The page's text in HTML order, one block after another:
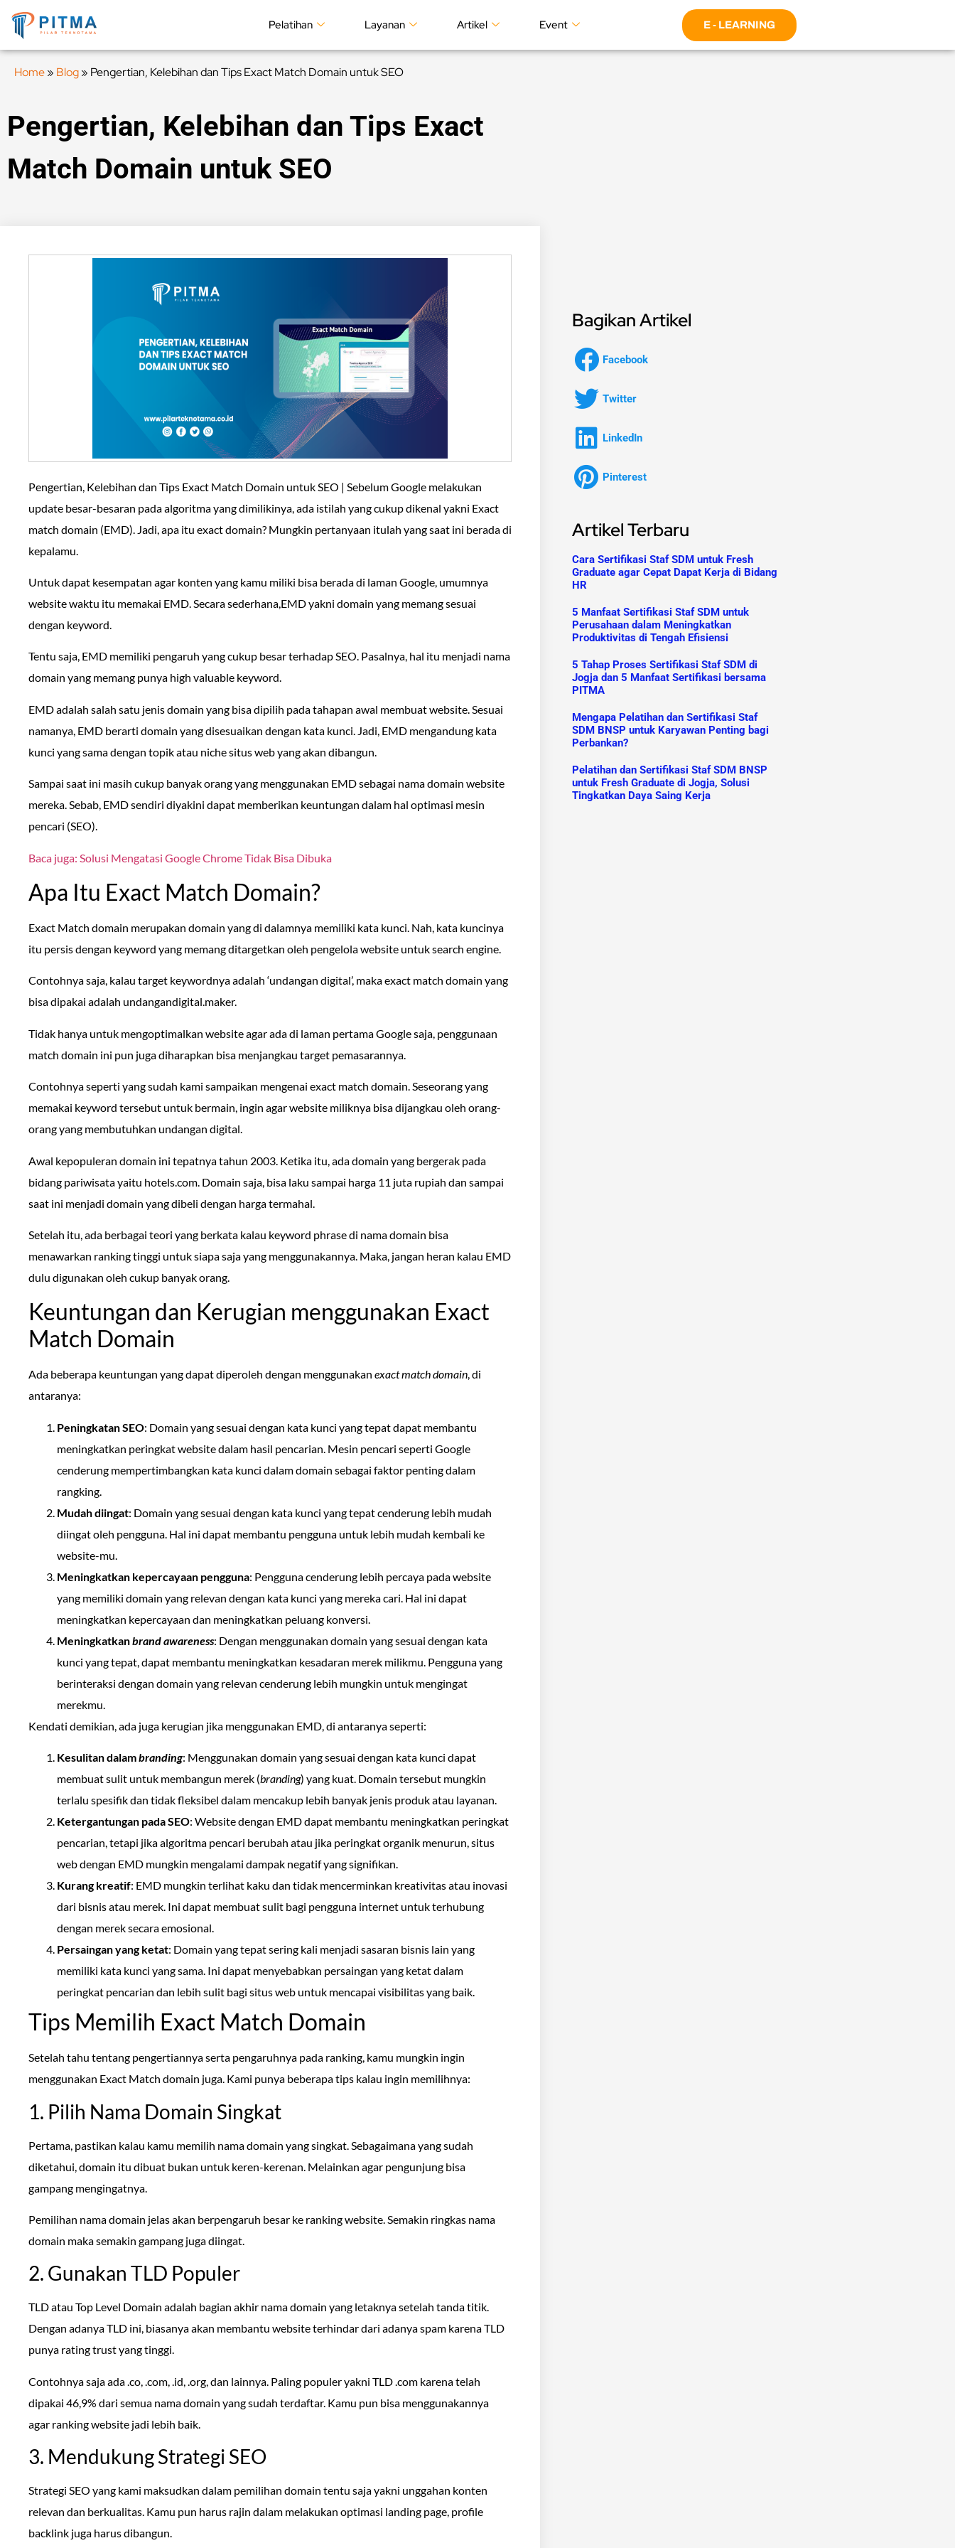
Pelatihan Layanan Artikel Event E - LEARNING
Home» Blog» Pengertian, Kelebihan dan Tips Exact Match Domain untuk SEO
Pengertian, Kelebihan dan Tips Exact
Match Domain untuk SEO
Pengertian, Kelebihan dan Tips Exact Match Domain untuk SEO | Sebelum Google melakukan
update besar-besaran pada algoritma yang dimilikinya, ada istilah yang cukup dikenal yakni Exact
match domain (EMD). Jadi, apa itu exact domain? Mungkin pertanyaan itulah yang saat ini berada di
kepalamu.
Untuk dapat kesempatan agar konten yang kamu miliki bisa berada di laman Google, umumnya
website waktu itu memakai EMD. Secara sederhana,EMD yakni domain yang memang sesuai
dengan keyword.
Tentu saja, EMD memiliki pengaruh yang cukup besar terhadap SEO. Pasalnya, hal itu menjadi nama
domain yang memang punya high valuable keyword.
EMD adalah salah satu jenis domain yang bisa dipilih pada tahapan awal membuat website. Sesuai
namanya, EMD berarti domain yang disesuaikan dengan kata kunci. Jadi, EMD mengandung kata
kunci yang sama dengan topik atau niche situs web yang akan dibangun.
Sampai saat ini masih cukup banyak orang yang menggunakan EMD sebagai nama domain website
mereka. Sebab, EMD sendiri diyakini dapat memberikan keuntungan dalam hal optimasi mesin
pencari (SEO).
Baca juga: Solusi Mengatasi Google Chrome Tidak Bisa Dibuka
Apa Itu Exact Match Domain?
Exact Match domain merupakan domain yang di dalamnya memiliki kata kunci. Nah, kata kuncinya
itu persis dengan keyword yang memang ditargetkan oleh pengelola website untuk search engine.
Contohnya saja, kalau target keywordnya adalah ‘undangan digital’, maka exact match domain yang
bisa dipakai adalah undangandigital.maker.
Tidak hanya untuk mengoptimalkan website agar ada di laman pertama Google saja, penggunaan
match domain ini pun juga diharapkan bisa menjangkau target pemasarannya.
Contohnya seperti yang sudah kami sampaikan mengenai exact match domain. Seseorang yang
memakai keyword tersebut untuk bermain, ingin agar website miliknya bisa dijangkau oleh orang-
orang yang membutuhkan undangan digital.
Awal kepopuleran domain ini tepatnya tahun 2003. Ketika itu, ada domain yang bergerak pada
bidang pariwisata yaitu hotels.com. Domain saja, bisa laku sampai harga 11 juta rupiah dan sampai
saat ini menjadi domain yang dibeli dengan harga termahal.
Setelah itu, ada berbagai teori yang berkata kalau keyword phrase di nama domain bisa
menawarkan ranking tinggi untuk siapa saja yang menggunakannya. Maka, jangan heran kalau EMD
dulu digunakan oleh cukup banyak orang.
Keuntungan dan Kerugian menggunakan Exact
Match Domain
Ada beberapa keuntungan yang dapat diperoleh dengan menggunakan exact match domain, di
antaranya:
Peningkatan SEO: Domain yang sesuai dengan kata kunci yang tepat dapat membantu
meningkatkan peringkat website dalam hasil pencarian. Mesin pencari seperti Google
cenderung mempertimbangkan kata kunci dalam domain sebagai faktor penting dalam
rangking.
Mudah diingat: Domain yang sesuai dengan kata kunci yang tepat cenderung lebih mudah
diingat oleh pengguna. Hal ini dapat membantu pengguna untuk lebih mudah kembali ke
website-mu.
Meningkatkan kepercayaan pengguna: Pengguna cenderung lebih percaya pada website
yang memiliki domain yang relevan dengan kata kunci yang mereka cari. Hal ini dapat
meningkatkan kepercayaan dan meningkatkan peluang konversi.
Meningkatkanbrand awareness: Dengan menggunakan domain yang sesuai dengan kata
kunci yang tepat, dapat membantu meningkatkan kesadaran merek milikmu. Pengguna yang
berinteraksi dengan domain yang relevan cenderung lebih mungkin untuk mengingat
merekmu.
Kendati demikian, ada juga kerugian jika menggunakan EMD, di antaranya seperti:
Kesulitan dalambranding: Menggunakan domain yang sesuai dengan kata kunci dapat
membuat sulit untuk membangun merek (branding) yang kuat. Domain tersebut mungkin
terlalu spesifik dan tidak fleksibel dalam mencakup lebih banyak jenis produk atau layanan.
Ketergantungan pada SEO: Website dengan EMD dapat membantu meningkatkan peringkat
pencarian, tetapi jika algoritma pencari berubah atau jika peringkat organik menurun, situs
web dengan EMD mungkin mengalami dampak negatif yang signifikan.
Kurang kreatif: EMD mungkin terlihat kaku dan tidak mencerminkan kreativitas atau inovasi
dari bisnis atau merek. Ini dapat membuat sulit bagi pengguna internet untuk terhubung
dengan merek secara emosional.
Persaingan yang ketat: Domain yang tepat sering kali menjadi sasaran bisnis lain yang
memiliki kata kunci yang sama. Ini dapat menyebabkan persaingan yang ketat dalam
peringkat pencarian dan lebih sulit bagi situs web untuk mencapai visibilitas yang baik.
Tips Memilih Exact Match Domain
Setelah tahu tentang pengertiannya serta pengaruhnya pada ranking, kamu mungkin ingin
menggunakan Exact Match domain juga. Kami punya beberapa tips kalau ingin memilihnya:
1. Pilih Nama Domain Singkat
Pertama, pastikan kalau kamu memilih nama domain yang singkat. Sebagaimana yang sudah
diketahui, domain itu dibuat bukan untuk keren-kerenan. Melainkan agar pengunjung bisa
gampang mengingatnya.
Pemilihan nama domain jelas akan berpengaruh besar ke ranking website. Semakin ringkas nama
domain maka semakin gampang juga diingat.
2. Gunakan TLD Populer
TLD atau Top Level Domain adalah bagian akhir nama domain yang letaknya setelah tanda titik.
Dengan adanya TLD ini, biasanya akan membantu website terhindar dari adanya spam karena TLD
punya rating trust yang tinggi.
Contohnya saja ada .co, .com, .id, .org, dan lainnya. Paling populer yakni TLD .com karena telah
dipakai 46,9% dari semua nama domain yang sudah terdaftar. Kamu pun bisa menggunakannya
agar ranking website jadi lebih baik.
3. Mendukung Strategi SEO
Strategi SEO yang kami maksudkan dalam pemilihan domain tentu saja yakni unggahan konten
relevan dan berkualitas. Kamu pun harus rajin dalam melakukan optimasi landing page, profile
backlink juga harus dibangun.
Bagikan Artikel
Facebook
Twitter
LinkedIn
Pinterest
Artikel Terbaru
Cara Sertifikasi Staf SDM untuk Fresh
Graduate agar Cepat Dapat Kerja di Bidang
HR
5 Manfaat Sertifikasi Staf SDM untuk
Perusahaan dalam Meningkatkan
Produktivitas di Tengah Efisiensi
5 Tahap Proses Sertifikasi Staf SDM di
Jogja dan 5 Manfaat Sertifikasi bersama
PITMA
Mengapa Pelatihan dan Sertifikasi Staf
SDM BNSP untuk Karyawan Penting bagi
Perbankan?
Pelatihan dan Sertifikasi Staf SDM BNSP
untuk Fresh Graduate di Jogja, Solusi
Tingkatkan Daya Saing Kerja